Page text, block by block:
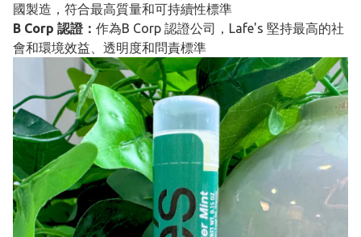
國製造，符合最高質量和可持續性標準
B Corp 認證： 作為B Corp 認證公司，Lafe's 堅持最高的社
會和環境效益、透明度和問責標準